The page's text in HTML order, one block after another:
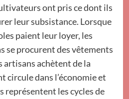
ont pris ce dont ils
leur subsistance. Lorsque
paient leur loyer, les
se procurent des vêtements
artisans achètent de la
circule dans l’économie et
représentent les cycles de